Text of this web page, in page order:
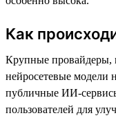
Как
Крупные провайдеры,
нейросетевые модели
публичные ИИ-
пользователей для